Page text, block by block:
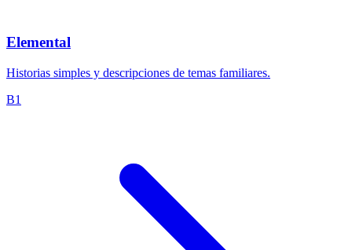
Elemental
Historias simples y descripciones de temas familiares.
B1